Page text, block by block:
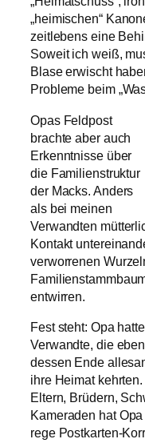
„heimischen“
zeitlebens eine
Soweit ich weiß,
Blase erwischt
Probleme beim
Opas Feldpost
brachte aber auch
Erkenntnisse über
die Familienstruktur
der Macks. Anders
als bei meinen
Verwandten
Kontakt
verworrenen
entwirren.
Fest steht: Opa
Verwandte, die
dessen Ende
ihre Heimat
Eltern, Brüdern,
Kameraden hat
rege Postkarten-